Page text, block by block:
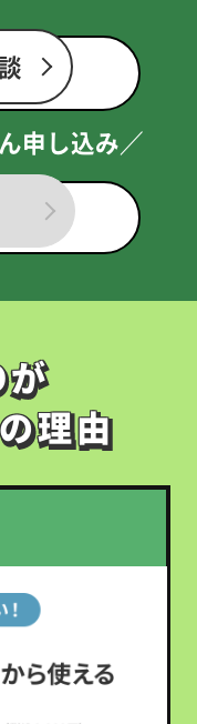
申し込み／
理由
理由